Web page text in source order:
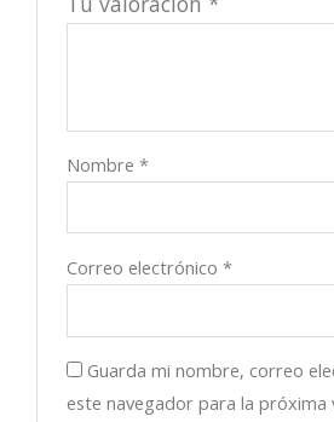
Nombre*
Correo electrónico*
Guarda mi nombre, correo
este navegador para la próxima